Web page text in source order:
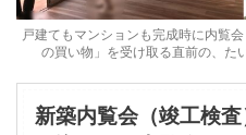
戸建てもマンションも完成時に内覧
の買い物」を受け取る直前の、た
新築内覧会（竣工検